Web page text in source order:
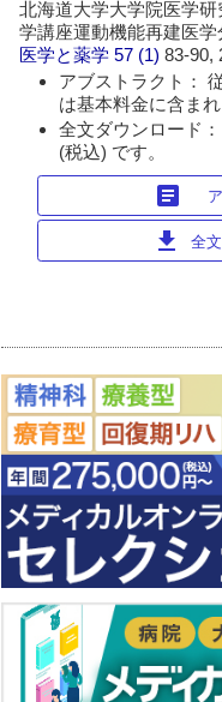
北海道大学大学院医学
学講座運動機能再建医学
医学と薬学 57 (1)83-90,
アブストラクト：
は基本料金に含まれ
全文ダウンロード
(税込) です。
article
download 全